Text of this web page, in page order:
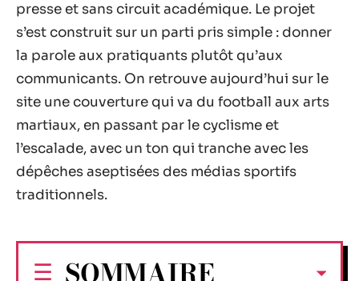
presse et sans circuit académique. Le projet
s’est construit sur un parti pris simple : donner
la parole aux pratiquants plutôt qu’aux
communicants. On retrouve aujourd’hui sur le
site une couverture qui va du football aux arts
martiaux, en passant par le cyclisme et
l’escalade, avec un ton qui tranche avec les
dépêches aseptisées des médias sportifs
traditionnels.
SOMMAIRE